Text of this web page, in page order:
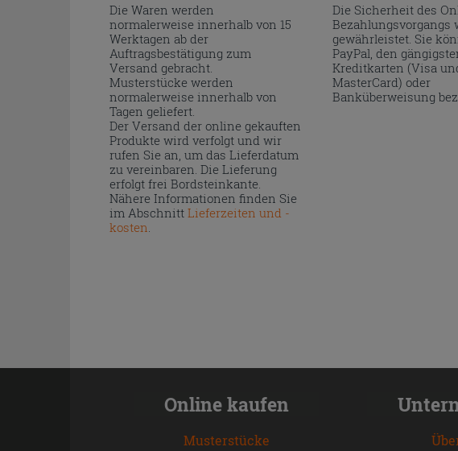
Die Waren werden
normalerweise innerhalb von 15
Werktagen ab der
Auftragsbestätigung zum
Versand gebracht.
Musterstücke werden
normalerweise innerhalb von
Tagen geliefert.
Der Versand der online gekauften
Produkte wird verfolgt und wir
rufen Sie an, um das Lieferdatum
zu vereinbaren. Die Lieferung
erfolgt frei Bordsteinkante.
Nähere Informationen finden Sie
im Abschnitt Lieferzeiten und -
kosten
Die Sicherheit des
Bezahlungsvorgangs
gewährleistet. Sie
PayPal, den
Kreditkarten (Visa
MasterCard) oder
Banküberweisung
Online kaufen
Musterstücke